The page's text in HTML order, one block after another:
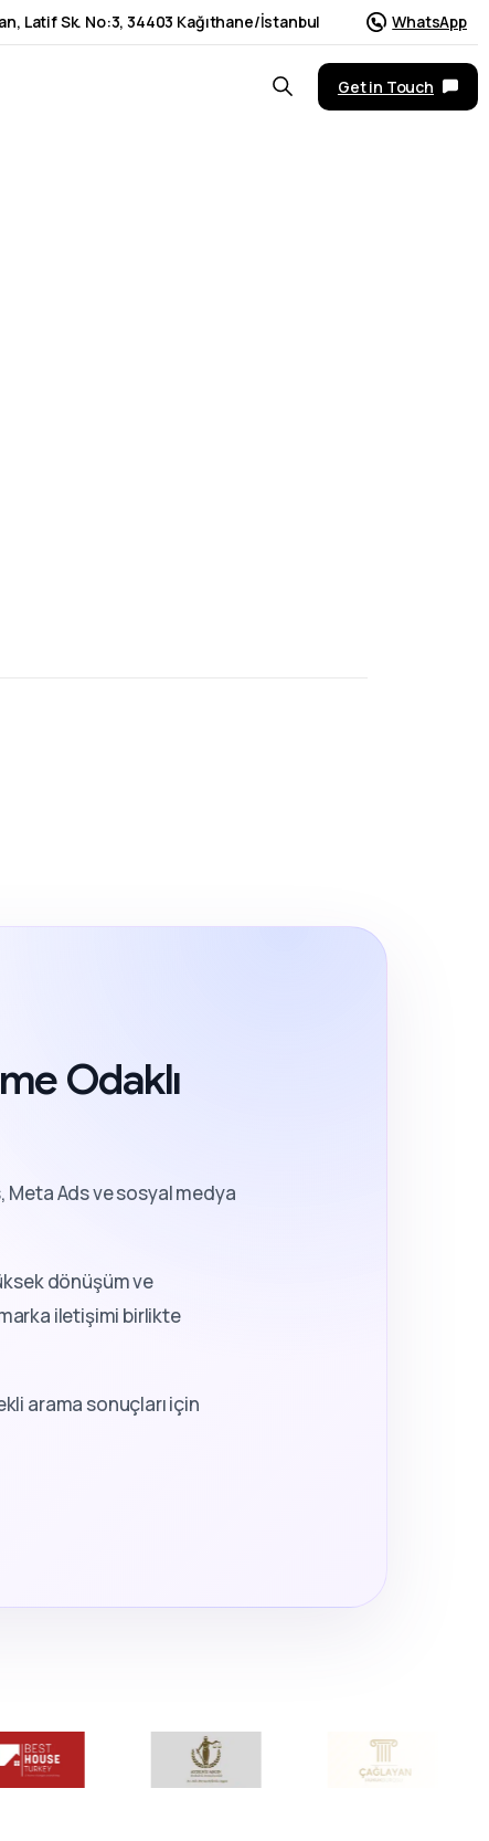
Latif Sk. No:3, 34403 Kağıthane/İstanbul WhatsApp
Get in Touch
Odaklı
Meta Ads ve sosyal medya
dönüşüm ve
iletişimi birlikte
arama sonuçları için